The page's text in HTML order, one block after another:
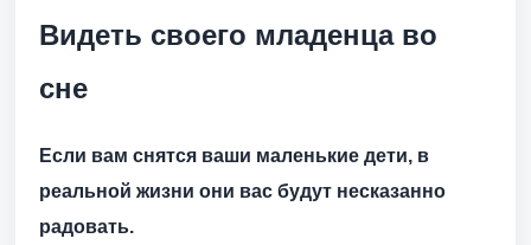
Видеть своего младенца во
сне
Если вам снятся ваши маленькие дети, в
реальной жизни они вас будут несказанно
радовать.